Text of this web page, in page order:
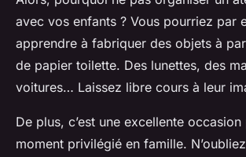
avec vos enfants ? Vous pourriez par
apprendre à fabriquer des objets à
de papier toilette. Des lunettes, des
voitures… Laissez libre cours à leur
De plus, c’est une excellente
moment privilégié en famille.